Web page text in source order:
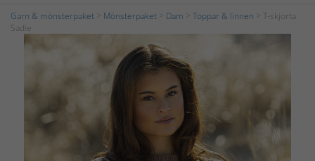
Garn & mönsterpaket Mönsterpaket Dam Toppar & linnen > T-skjorta
Sadie